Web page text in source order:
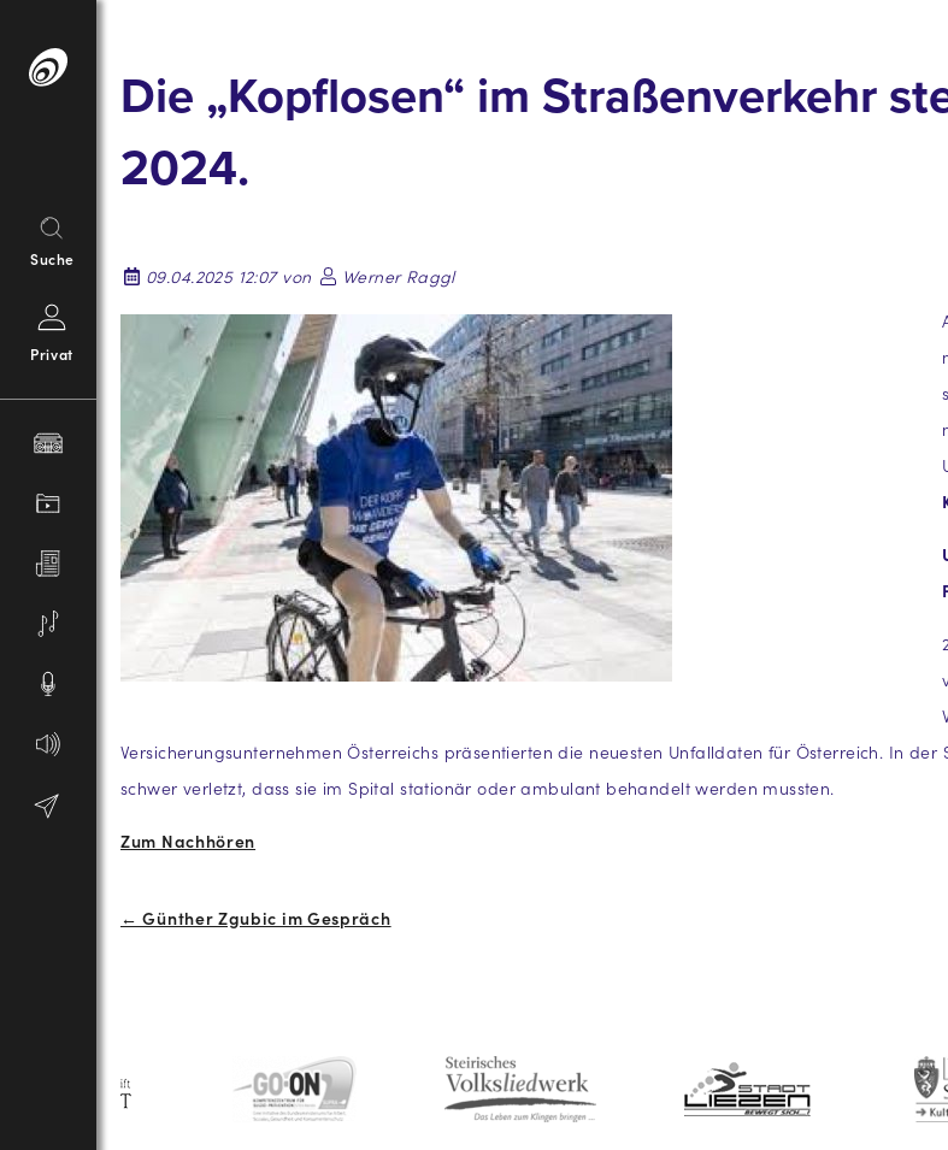
Inhalt
Suche
Privat
Die „Kopflosen“ im Straßenverkehr
2024.
09.04.2025 12:07 von
Werner Raggl
Versicherungsunternehmen Österreichs präsentierten die neuesten Unfalldaten für Österreich. In
schwer verletzt, dass sie im Spital stationär oder ambulant behandelt werden mussten.
Zum Nachhören
← Günther Zgubic im Gespräch